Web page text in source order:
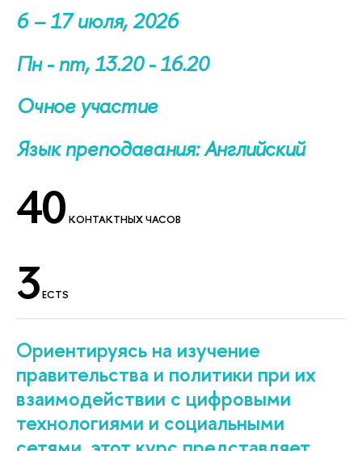
6 – 17 июля, 2026
Пн - пт, 13.20 - 16.20
Очное участие
Язык преподавания: Английский
40 КОНТАКТНЫХ ЧАСОВ
3ECTS
Ориентируясь на изучение
правительства и политики при их
взаимодействии с цифровыми
технологиями и социальными